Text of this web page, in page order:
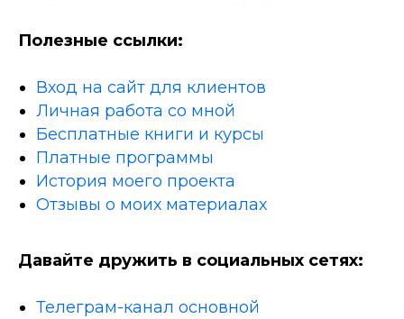
Полезные ссылки:
Вход на сайт для клиентов
Личная работа со мной
Бесплатные книги и курсы
Платные программы
История моего проекта
Отзывы о моих материалах
Давайте дружить в социальных сетях:
Телеграм-канал основной